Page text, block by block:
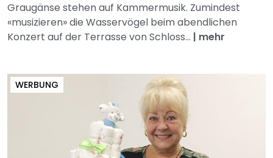
Graugänse stehen auf Kammermusik. Zumindest
«musizieren» die Wasservögel beim abendlichen
Konzert auf der Terrasse von Schloss... | mehr
WERBUNG